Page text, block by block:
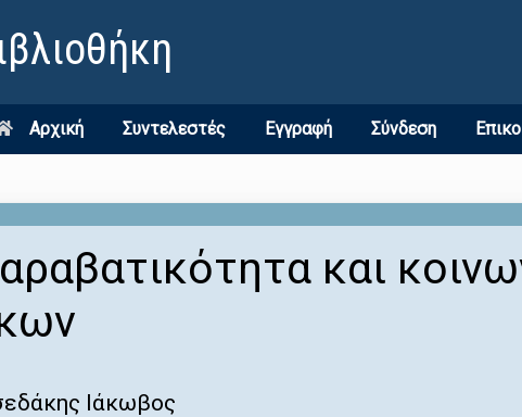
Αρχική Συντελεστές Εγγραφή Σύνδεση
και
Ιάκωβος